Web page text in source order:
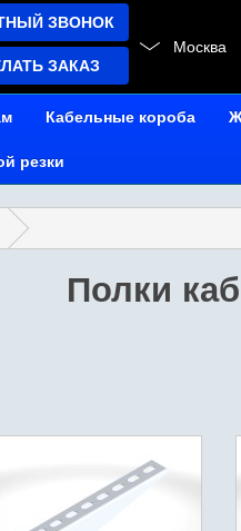
ЗВОНОК
ЗАКАЗ
Москва
Кабельные короба
резки
Полки